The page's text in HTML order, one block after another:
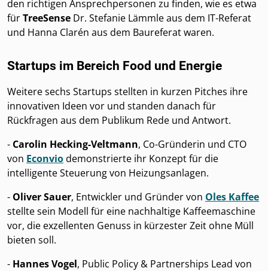
den richtigen Ansprechpersonen zu finden, wie es etwa
fürTreeSense Dr. Stefanie Lämmle aus dem IT-Referat
und Hanna Clarén aus dem Baureferat waren.
Startups im Bereich Food und Energie
Weitere sechs Startups stellten in kurzen Pitches ihre
innovativen Ideen vor und standen danach für
Rückfragen aus dem Publikum Rede und Antwort.
- Carolin Hecking-Veltmann, Co-Gründerin und CTO
von Econviodemonstrierte ihr Konzept für die
intelligente Steuerung von Heizungsanlagen.
- Oliver Sauer, Entwickler und Gründer von Oles Kaffee
stellte sein Modell für eine nachhaltige Kaffeemaschine
vor, die exzellenten Genuss in kürzester Zeit ohne Müll
bieten soll.
- Hannes Vogel, Public Policy & Partnerships Lead von